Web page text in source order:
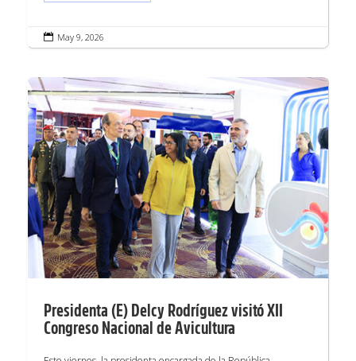
 May 9, 2026
Presidenta (E) Delcy Rodríguez visitó XII
Congreso Nacional de Avicultura